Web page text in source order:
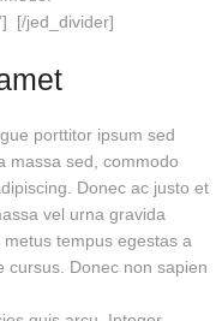
[/jed_divider]
porttitor ipsum sed
massa sed, commodo
Donec ac justo et
vel urna gravida
tempus egestas a
cursus. Donec non sapien